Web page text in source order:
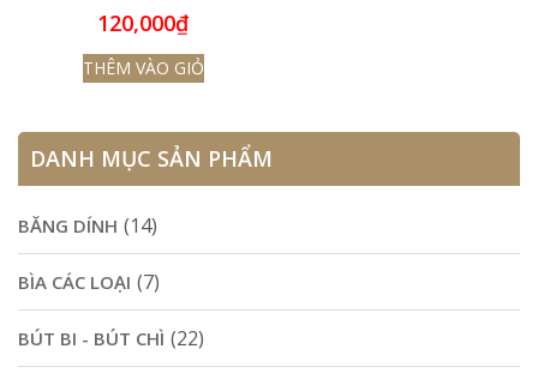
120,000₫
THÊM VÀO GIỎ
DANH MỤC SẢN PHẨM
BĂNG DÍNH (14)
BÌA CÁC LOẠI (7)
BÚT BI - BÚT CHÌ (22)